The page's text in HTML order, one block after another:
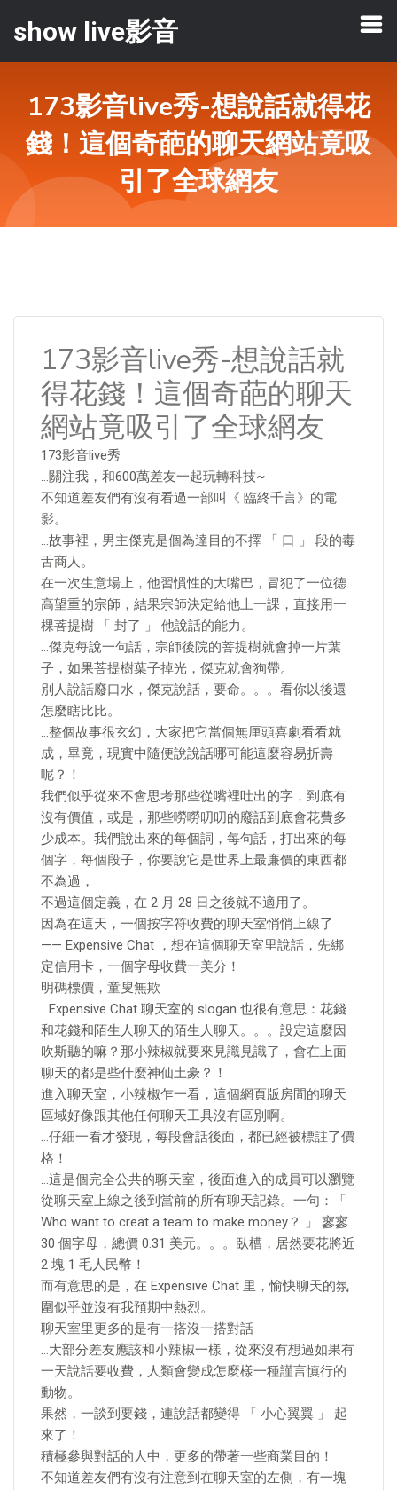
show live影音
173影音live秀-想說話就得花
錢！這個奇葩的聊天網站竟吸
引了全球網友
173影音live秀-想說話就
得花錢！這個奇葩的聊天
網站竟吸引了全球網友
173影音live秀
…關注我，和600萬差友一起玩轉科技~
不知道差友們有沒有看過一部叫《 臨終千言》的電
影。
…故事裡，男主傑克是個為達目的不擇 「 口 」 段的毒
舌商人。
在一次生意場上，他習慣性的大嘴巴，冒犯了一位德
高望重的宗師，結果宗師決定給他上一課，直接用一
棵菩提樹 「 封了 」 他說話的能力。
…傑克每說一句話，宗師後院的菩提樹就會掉一片葉
子，如果菩提樹葉子掉光，傑克就會狗帶。
別人說話廢口水，傑克說話，要命。。。看你以後還
怎麼瞎比比。
…整個故事很玄幻，大家把它當個無厘頭喜劇看看就
成，畢竟，現實中隨便說說話哪可能這麼容易折壽
呢？！
我們似乎從來不會思考那些從嘴裡吐出的字，到底有
沒有價值，或是，那些嘮嘮叨叨的廢話到底會花費多
少成本。我們說出來的每個詞，每句話，打出來的每
個字，每個段子，你要說它是世界上最廉價的東西都
不為過，
不過這個定義，在 2 月 28 日之後就不適用了。
因為在這天，一個按字符收費的聊天室悄悄上線了
—— Expensive Chat ，想在這個聊天室里說話，先綁
定信用卡，一個字母收費一美分！
明碼標價，童叟無欺
…Expensive Chat 聊天室的 slogan 也很有意思：花錢
和花錢和陌生人聊天的陌生人聊天。。。設定這麼因
吹斯聽的嘛？那小辣椒就要來見識見識了，會在上面
聊天的都是些什麼神仙土豪？！
進入聊天室，小辣椒乍一看，這個網頁版房間的聊天
區域好像跟其他任何聊天工具沒有區別啊。
…仔細一看才發現，每段會話後面，都已經被標註了價
格！
…這是個完全公共的聊天室，後面進入的成員可以瀏覽
從聊天室上線之後到當前的所有聊天記錄。一句：「
Who want to creat a team to make money？ 」 寥寥
30 個字母，總價 0.31 美元。。。臥槽，居然要花將近
2 塊 1 毛人民幣！
而有意思的是，在 Expensive Chat 里，愉快聊天的氛
圍似乎並沒有我預期中熱烈。
聊天室里更多的是有一搭沒一搭對話
…大部分差友應該和小辣椒一樣，從來沒有想過如果有
一天說話要收費，人類會變成怎麼樣一種謹言慎行的
動物。
果然，一談到要錢，連說話都變得 「 小心翼翼 」 起
來了！
積極參與對話的人中，更多的帶著一些商業目的！
不知道差友們有沒有注意到在聊天室的左側，有一塊